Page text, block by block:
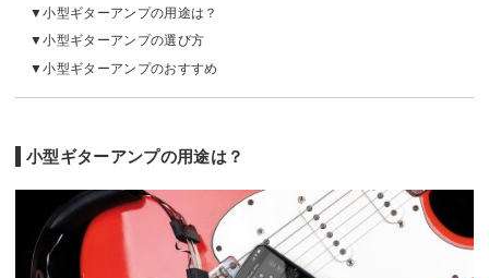
小型ギターアンプの用途は？
小型ギターアンプの選び方
小型ギターアンプのおすすめ
小型ギターアンプの用途は？